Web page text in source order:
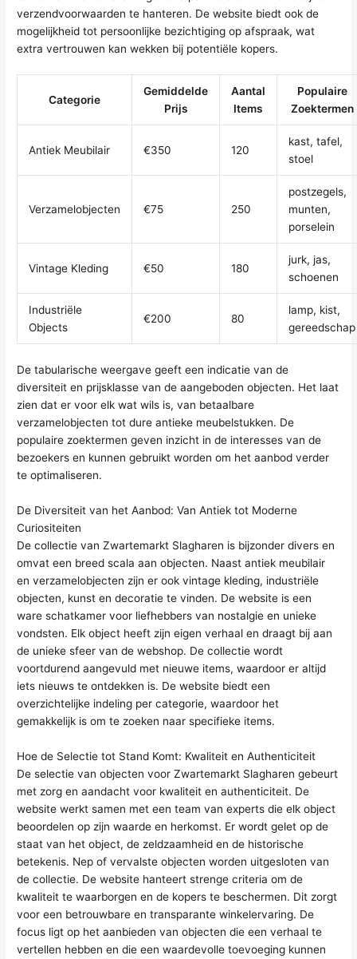
verzendvoorwaarden te hanteren. De website biedt ook de
mogelijkheid tot persoonlijke bezichtiging op afspraak, wat
extra vertrouwen kan wekken bij potentiële kopers.
Categorie
Gemiddelde
Prijs
Aantal
Items
Populaire
Zoektermen
Antiek Meubilair €350 120
kast, tafel,
stoel
Verzamelobjecten €75 250
postzegels,
munten,
porselein
Vintage Kleding €50 180
jurk, jas,
schoenen
Industriële
Objects
€200 80
lamp, kist,
gereedschap
De tabularische weergave geeft een indicatie van de
diversiteit en prijsklasse van de aangeboden objecten. Het laat
zien dat er voor elk wat wils is, van betaalbare
verzamelobjecten tot dure antieke meubelstukken. De
populaire zoektermen geven inzicht in de interesses van de
bezoekers en kunnen gebruikt worden om het aanbod verder
te optimaliseren.
De Diversiteit van het Aanbod: Van Antiek tot Moderne
Curiositeiten
De collectie van Zwartemarkt Slagharen is bijzonder divers en
omvat een breed scala aan objecten. Naast antiek meubilair
en verzamelobjecten zijn er ook vintage kleding, industriële
objecten, kunst en decoratie te vinden. De website is een
ware schatkamer voor liefhebbers van nostalgie en unieke
vondsten. Elk object heeft zijn eigen verhaal en draagt bij aan
de unieke sfeer van de webshop. De collectie wordt
voortdurend aangevuld met nieuwe items, waardoor er altijd
iets nieuws te ontdekken is. De website biedt een
overzichtelijke indeling per categorie, waardoor het
gemakkelijk is om te zoeken naar specifieke items.
Hoe de Selectie tot Stand Komt: Kwaliteit en Authenticiteit
De selectie van objecten voor Zwartemarkt Slagharen gebeurt
met zorg en aandacht voor kwaliteit en authenticiteit. De
website werkt samen met een team van experts die elk object
beoordelen op zijn waarde en herkomst. Er wordt gelet op de
staat van het object, de zeldzaamheid en de historische
betekenis. Nep of vervalste objecten worden uitgesloten van
de collectie. De website hanteert strenge criteria om de
kwaliteit te waarborgen en de kopers te beschermen. Dit zorgt
voor een betrouwbare en transparante winkelervaring. De
focus ligt op het aanbieden van objecten die een verhaal te
vertellen hebben en die een waardevolle toevoeging kunnen